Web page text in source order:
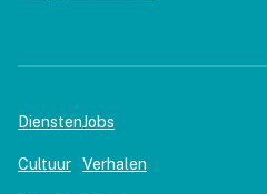
Diensten
Cultuur
Jobs
Verhalen